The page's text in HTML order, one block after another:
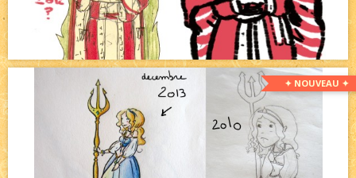
✦ NOUVEAU ✦